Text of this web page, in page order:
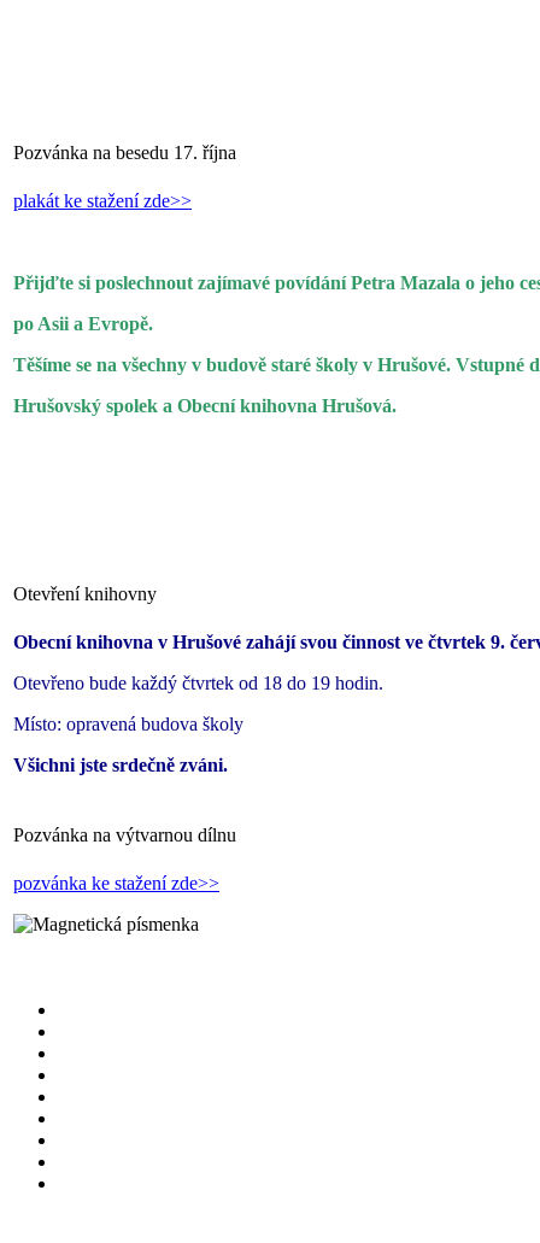
Pozvánka na besedu 17. října
plakát ke stažení zde>>
Přijďte si poslechnout zajímavé povídání Petra Mazala o jeho
po Asii a Evropě.
Těšíme se na všechny v budově staré školy v Hrušové. Vstupné
Hrušovský spolek a Obecní knihovna Hrušová.
Otevření knihovny
Obecní knihovna v Hrušové zahájí svou činnost ve čtvrtek 9.
Otevřeno bude každý čtvrtek od 18 do 19 hodin.
Místo: opravená budova školy
Všichni jste srdečně zváni.
Pozvánka na výtvarnou dílnu
pozvánka ke stažení zde>>